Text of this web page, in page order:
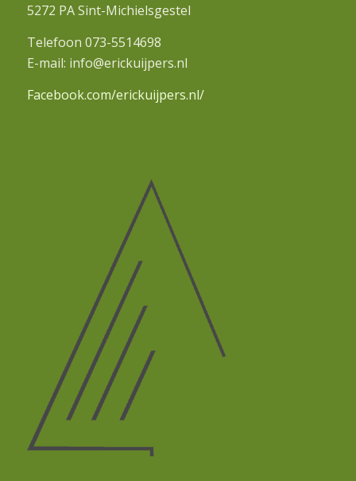
5272 PA Sint-Michielsgestel
Telefoon 073-5514698
E-mail: info@erickuijpers.nl
Facebook.com/erickuijpers.nl/